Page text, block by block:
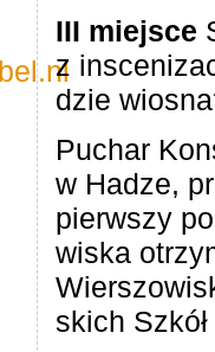
III miej­sce
z
dzie
Puchar
w Hadze,
pierw­szy
wi­ska
skich